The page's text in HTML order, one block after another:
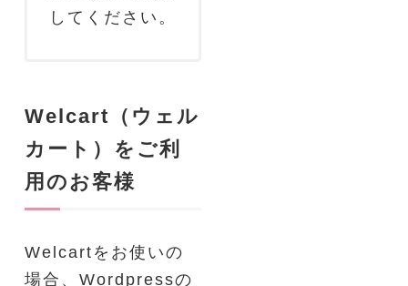
してください。
Welcart（ウェル
カート）をご利
用のお客様
Welcartをお使いの
場合、Wordpressの